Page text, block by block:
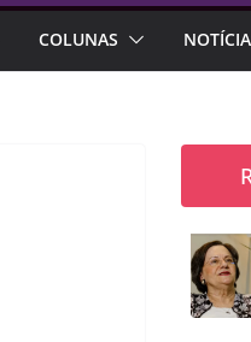
COLUNAS